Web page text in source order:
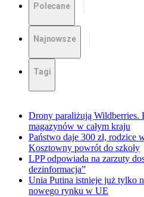
Polecane
Najnowsze
Tagi
Drony paraliżują Wildberries.
magazynów w całym kraju
Państwo daje 300 zł, rodzice
Kosztowny powrót do szkoły
LPP odpowiada na zarzuty
dezinformacja”
Unia Putina istnieje już tylko
nowego rynku w UE